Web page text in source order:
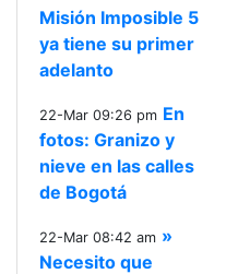
Misión Imposible 5
ya tiene su primer
adelanto
22-Mar 09:26 pm En
fotos: Granizo y
nieve en las calles
de Bogotá
22-Mar 08:42 am »
Necesito que